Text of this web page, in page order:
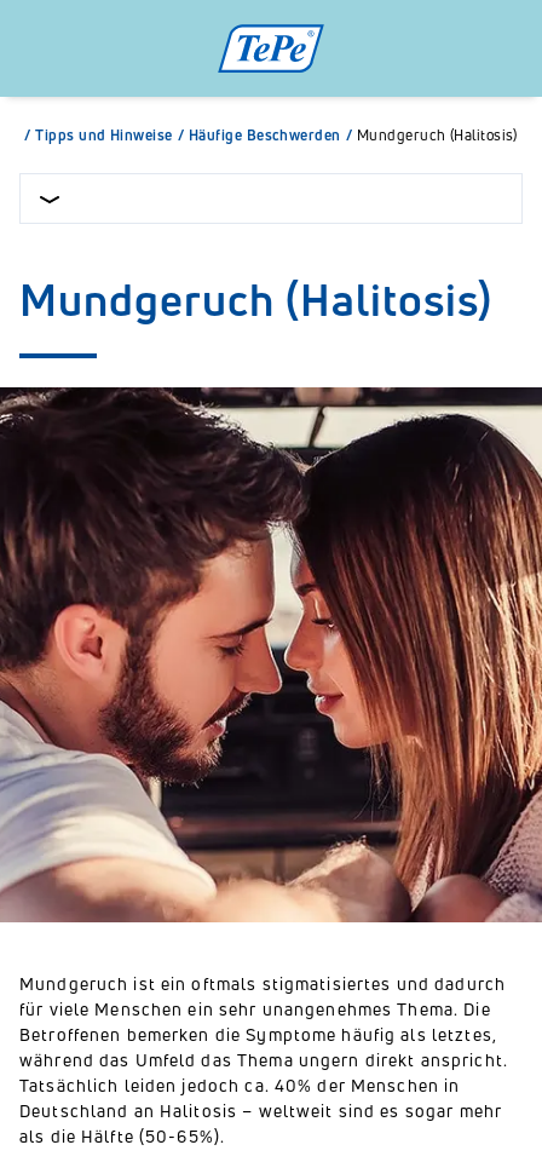
/ Tipps und Hinweise / Häufige Beschwerden / Mundgeruch (Halitosis)
Mundgeruch (Halitosis)
Mundgeruch ist ein oftmals stigmatisiertes und dadurch
für viele Menschen ein sehr unangenehmes Thema. Die
Betroffenen bemerken die Symptome häufig als letztes,
während das Umfeld das Thema ungern direkt anspricht.
Tatsächlich leiden jedoch ca. 40% der Menschen in
Deutschland an Halitosis – weltweit sind es sogar mehr
als die Hälfte (50-65%).